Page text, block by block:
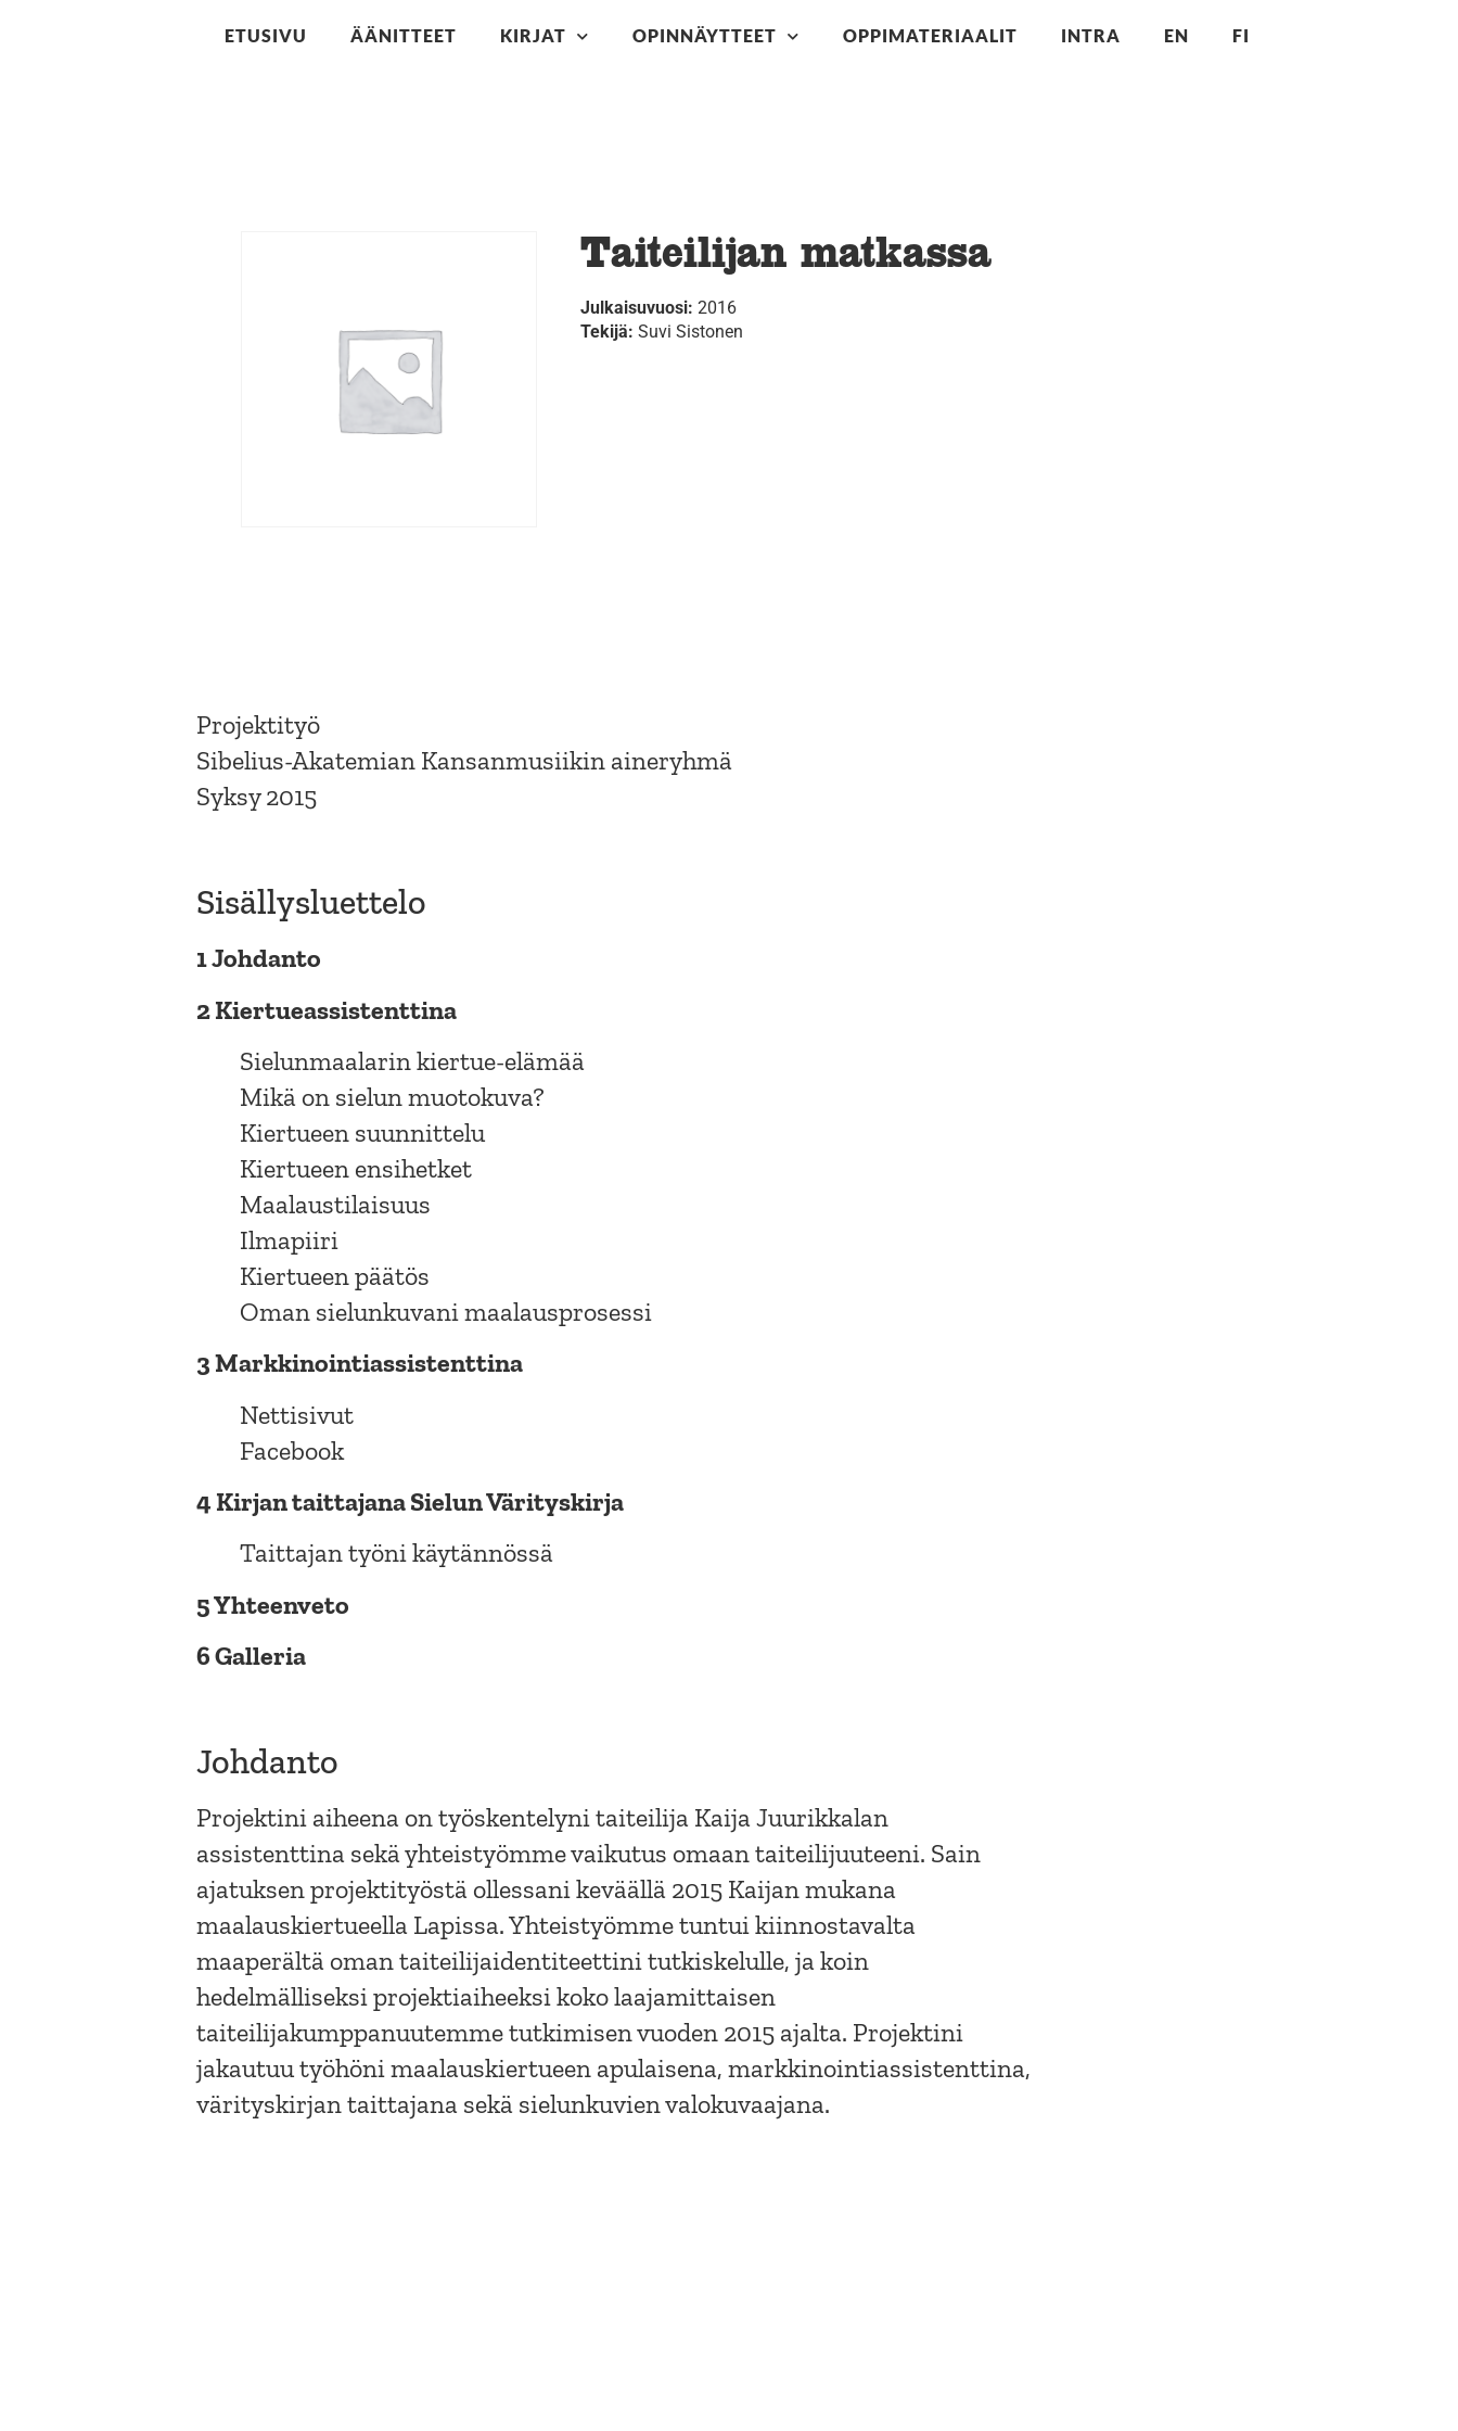
ETUSIVU ÄÄNITTEET KIRJAT OPINNÄYTTEET OPPIMATERIAALIT INTRA EN FI
Taiteilijan matkassa
Julkaisuvuosi:2016
Tekijä:Suvi Sistonen
Projektityö
Sibelius-Akatemian Kansanmusiikin aineryhmä
Syksy 2015
Sisällysluettelo
1 Johdanto
2 Kiertueassistenttina
Sielunmaalarin kiertue-elämää
Mikä on sielun muotokuva?
Kiertueen suunnittelu
Kiertueen ensihetket
Maalaustilaisuus
Ilmapiiri
Kiertueen päätös
Oman sielunkuvani maalausprosessi
3 Markkinointiassistenttina
Nettisivut
Facebook
4 Kirjan taittajana Sielun Värityskirja
Taittajan työni käytännössä
5 Yhteenveto
6 Galleria
Johdanto
Projektini aiheena on työskentelyni taiteilija Kaija Juurikkalan
assistenttina sekä yhteistyömme vaikutus omaan taiteilijuuteeni. Sain
ajatuksen projektityöstä ollessani keväällä 2015 Kaijan mukana
maalauskiertueella Lapissa. Yhteistyömme tuntui kiinnostavalta
maaperältä oman taiteilijaidentiteettini tutkiskelulle, ja koin
hedelmälliseksi projektiaiheeksi koko laajamittaisen
taiteilijakumppanuutemme tutkimisen vuoden 2015 ajalta. Projektini
jakautuu työhöni maalauskiertueen apulaisena, markkinointiassistenttina,
värityskirjan taittajana sekä sielunkuvien valokuvaajana.